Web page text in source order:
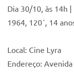
Dia 30/10, às 14h |
1964, 120´, 14
Local: Cine Lyra
Endereço: